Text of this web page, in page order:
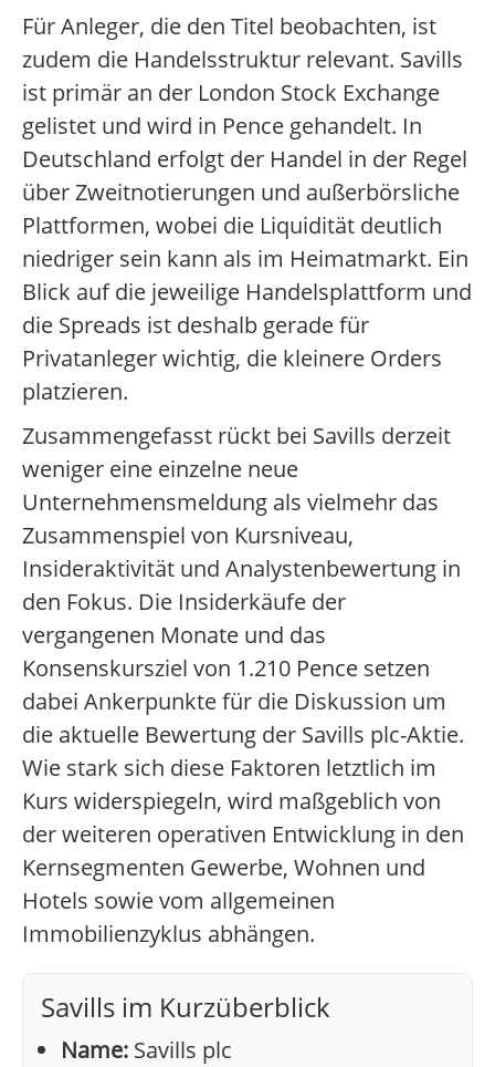
Für Anleger, die den Titel beobachten, ist
zudem die Handelsstruktur relevant. Savills
ist primär an der London Stock Exchange
gelistet und wird in Pence gehandelt. In
Deutschland erfolgt der Handel in der Regel
über Zweitnotierungen und außerbörsliche
Plattformen, wobei die Liquidität deutlich
niedriger sein kann als im Heimatmarkt. Ein
Blick auf die jeweilige Handelsplattform und
die Spreads ist deshalb gerade für
Privatanleger wichtig, die kleinere Orders
platzieren.
Zusammengefasst rückt bei Savills derzeit
weniger eine einzelne neue
Unternehmensmeldung als vielmehr das
Zusammenspiel von Kursniveau,
Insideraktivität und Analystenbewertung in
den Fokus. Die Insiderkäufe der
vergangenen Monate und das
Konsenskursziel von 1.210 Pence setzen
dabei Ankerpunkte für die Diskussion um
die aktuelle Bewertung der Savills plc-Aktie.
Wie stark sich diese Faktoren letztlich im
Kurs widerspiegeln, wird maßgeblich von
der weiteren operativen Entwicklung in den
Kernsegmenten Gewerbe, Wohnen und
Hotels sowie vom allgemeinen
Immobilienzyklus abhängen.
Savills im Kurzüberblick
Name: Savills plc